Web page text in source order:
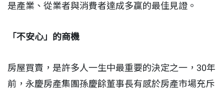
是產業、從業者與消費者達成多贏的最佳見證。
「不安心」的商機
房屋買賣，是許多人一生中最重要的決定之一，30年
前，永慶房產集團孫慶餘董事長有感於房產市場充斥